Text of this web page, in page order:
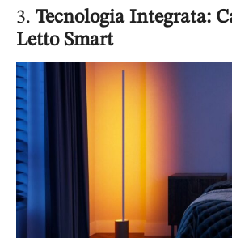
3. Tecnologia Integrata:
Letto Smart